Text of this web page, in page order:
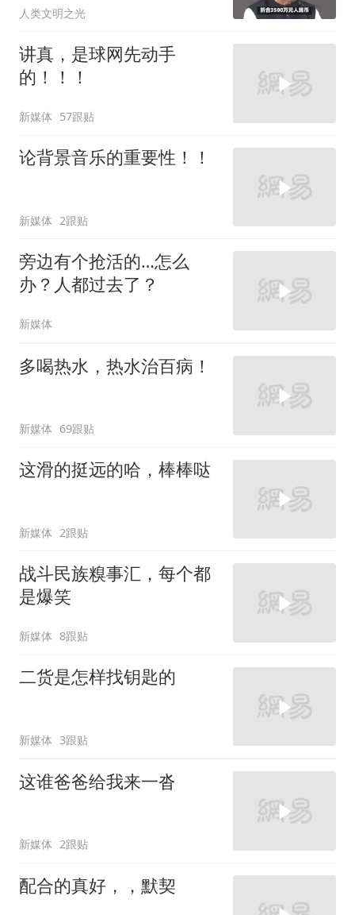
人类文明之光
讲真，是球网先动手
的！！！
新媒体 57跟贴
论背景音乐的重要性！！
新媒体 2跟贴
旁边有个抢活的…怎么
办？人都过去了？
新媒体
多喝热水，热水治百病！
新媒体 69跟贴
这滑的挺远的哈，棒棒哒
新媒体 2跟贴
战斗民族糗事汇，每个都
是爆笑
新媒体 8跟贴
二货是怎样找钥匙的
新媒体 3跟贴
这谁爸爸给我来一沓
新媒体 2跟贴
配合的真好，，默契